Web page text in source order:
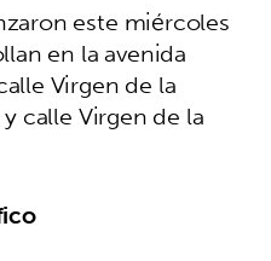
este miércoles
en la avenida
Virgen de la
calle Virgen de la